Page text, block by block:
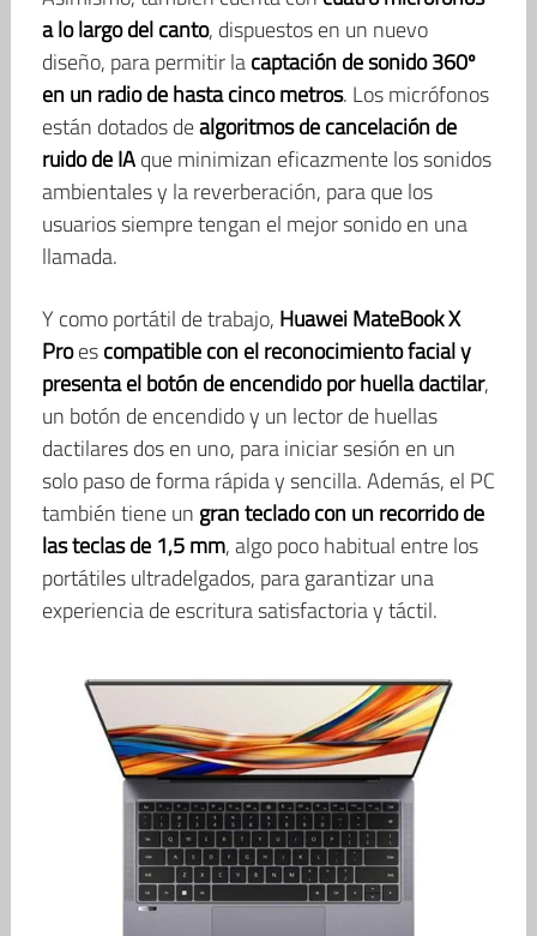
a lo largo del canto, dispuestos en un nuevo
diseño, para permitir lacaptación de sonido 360º
en un radio de hasta cinco metros. Los micrófonos
están dotados dealgoritmosde cancelaciónde
ruido de IAque minimizan eficazmente los sonidos
ambientales y la reverberación, para que los
usuarios siempre tengan el mejor sonido en una
llamada.
Y como portátil de trabajo, Huawei MateBook X
Proescompatible con el reconocimiento facial y
presenta el botón de encendido por huella dactilar,
un botón de encendido y un lector de huellas
dactilares dos en uno, para iniciar sesión en un
solo paso de forma rápida y sencilla. Además, el PC
también tiene un gran teclado con un recorrido de
las teclas de 1,5 mm, algo poco habitual entre los
portátiles ultradelgados, para garantizar una
experiencia de escritura satisfactoria y táctil.